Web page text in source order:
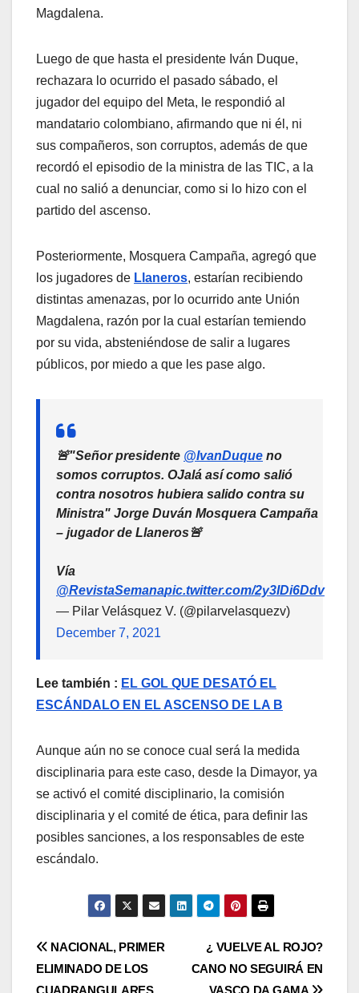
Magdalena.
Luego de que hasta el presidente Iván Duque,
rechazara lo ocurrido el pasado sábado, el
jugador del equipo del Meta, le respondió al
mandatario colombiano, afirmando que ni él, ni
sus compañeros, son corruptos, además de que
recordó el episodio de la ministra de las TIC, a la
cual no salió a denunciar, como si lo hizo con el
partido del ascenso.
Posteriormente, Mosquera Campaña, agregó que
los jugadores de Llaneros, estarían recibiendo
distintas amenazas, por lo ocurrido ante Unión
Magdalena, razón por la cual estarían temiendo
por su vida, absteniéndose de salir a lugares
públicos, por miedo a que les pase algo.
🚨"Señor presidente @IvanDuque no
somos corruptos. OJalá así como salió
contra nosotros hubiera salido contra su
Ministra" Jorge Duván Mosquera Campaña
– jugador de Llaneros🚨
Vía
@RevistaSemanapic.twitter.com/2y3IDi6Ddv
— Pilar Velásquez V. (@pilarvelasquezv)
December 7, 2021
Lee también : EL GOL QUE DESATÓ EL
ESCÁNDALO EN EL ASCENSO DE LA B
Aunque aún no se conoce cual será la medida
disciplinaria para este caso, desde la Dimayor, ya
se activó el comité disciplinario, la comisión
disciplinaria y el comité de ética, para definir las
posibles sanciones, a los responsables de este
escándalo.
¿ VUELVE AL ROJO?
CANO NO SEGUIRÁ EN
VASCO DA GAMA
NACIONAL, PRIMER
ELIMINADO DE LOS
CUADRANGULARES